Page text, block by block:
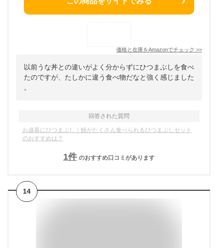
価格と在庫をAmazonでチェック >>
以前うな丼との違いがよく分からずにひつまぶしを食べ
たのですが、たしかに違う食べ物だなと強く感じました
。
回答された質問
お歳暮にひつまぶし｜鰻がたくさん食べられるひつまぶしセット
のおすすめは？
1件 のおすすめ口コミがあります
14